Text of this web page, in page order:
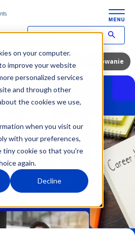
on your computer.
improve your website
personalized services
and through other
the cookies we use,
when you visit our
with your preferences,
tiny cookie so that you're
again.
Decline
p
s
z
w
y
u
k
i
a
n
y
e
r
Zamów kontakt Logowanie